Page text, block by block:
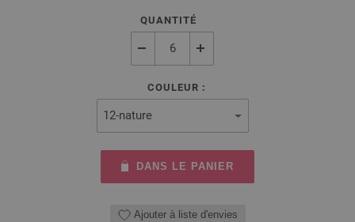
QUANTITÉ
COULEUR :
DANS LE PANIER
Ajouter à liste d'envies